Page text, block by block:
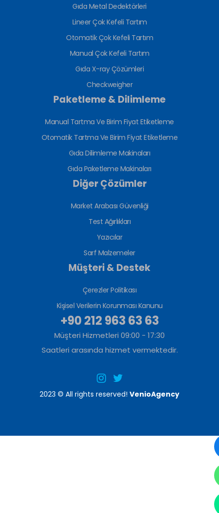
Gıda Metal Dedektörleri
Lineer Çok Kefeli Tartım
Otomatik Çok Kefeli Tartım
Manual Çok Kefeli Tartım
Gıda X-ray Çözümleri
Checkweigher
Paketleme & Dilimleme
Manual Tartma Ve Birim Fiyat Etiketleme
Otomatik Tartma Ve Birim Fiyat Etiketleme
Gıda Dilimleme Makinaları
Gıda Paketleme Makinaları
Diğer Çözümler
Market Arabası Güvenliği
Test Ağırlıkları
Yazıcılar
Sarf Malzemeler
Müşteri & Destek
Çerezler Politikası
Kişisel Verilerin Korunması Kanunu
+90 212 963 63 63
Müşteri Hizmetleri 09:00 - 17:30
Saatleri arasında hizmet vermektedir.
2023 © All rights reserved! VenioAgency